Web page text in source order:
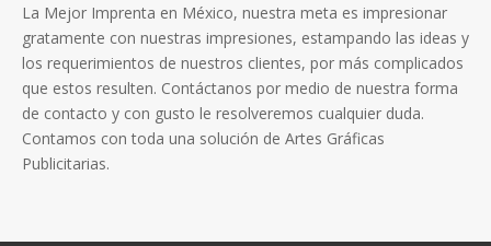
La Mejor Imprenta en México, nuestra meta es impresionar
gratamente con nuestras impresiones, estampando las ideas y
los requerimientos de nuestros clientes, por más complicados
que estos resulten. Contáctanos por medio de nuestra forma
de contacto y con gusto le resolveremos cualquier duda.
Contamos con toda una solución de Artes Gráficas
Publicitarias.